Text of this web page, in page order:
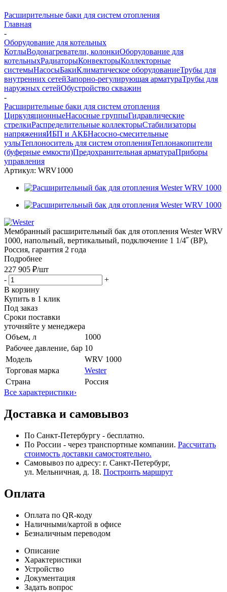
Расширительные баки для систем отопления
Главная
-
Оборудование для котельных
КотлыВодонагреватели, колонкиОборудование для
котельныхРадиаторыКонвекторыКоллекторные
системыНасосыБакиКлиматическое оборудованиеТрубы для
внутренних сетейЗапорно-регулирующая арматураТрубы для
наружных сетейОбустройство скважин
-
Расширительные баки для систем отопления
ЦиркуляционныеНасосные группыГидравлические
стрелкиРаспределительные коллекторыСтабилизаторы
напряженияИБП и АКБНасосно-смесительные
узлыТеплоноситель для систем отопленияТеплонакопители
(буферные емкости)Предохранительная арматураПриборы
управления
Артикул: WRV1000
Мембранный расширительный бак для отопления Wester WRV
1000, напольный, вертикальный, подключение 1 1/4˝ (ВР),
Россия, гарантия 2 года
Подробнее
227 905 ₽/шт
-
+
В корзину
Купить в 1 клик
Под заказ
Сроки поставки
уточняйте у менеджера
Объем, л
1000
Рабочее давление, бар 10
Модель
WRV 1000
Торговая марка
Wester
Страна
Россия
Все характеристики›
Доставка и самовывоз
По Санкт-Петербургу - бесплатно.
По России - через транспортные компании. Рассчитать
стоимость доставки самостоятельно.
Самовывоз по адресу: г. Санкт-Петербург,
ул. Мельничная, д. 18. Построить маршрут
Оплата
Оплата по QR-коду
Наличными/картой в офисе
Безналичным переводом
Описание
Характеристики
Устройство
Документация
Задать вопрос